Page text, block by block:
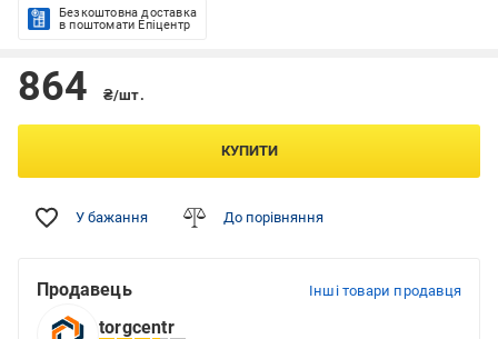
Безкоштовна доставка
в поштомати Епіцентр
864 ₴/шт.
КУПИТИ
У бажання До порівняння
Продавець Інші товари продавця
torgcentr